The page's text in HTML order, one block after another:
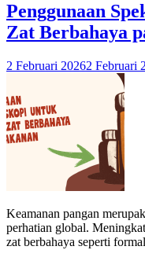
Penggunaan
Zat Berbahaya
2 Februari 20262 Februari
Keamanan pangan
perhatian global.
zat berbahaya seperti